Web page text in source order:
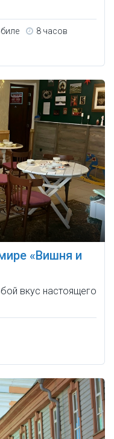
8 часов
«Вишня и
вкус настоящего